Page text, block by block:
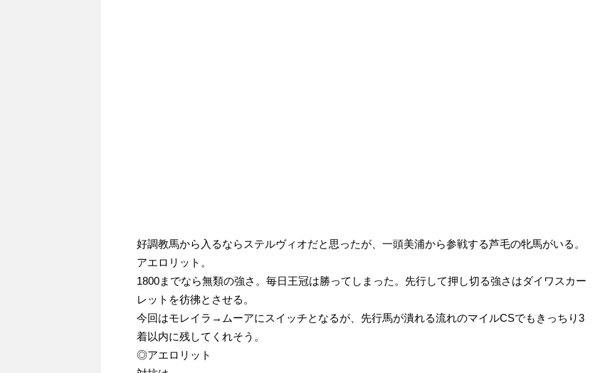
好調教馬から入るならステルヴィオだと思ったが、一頭美浦から参戦する芦毛の牝馬がいる。
アエロリット。
1800までなら無類の強さ。毎日王冠は勝ってしまった。先行して押し切る強さはダイワスカー
レットを彷彿とさせる。
今回はモレイラ→ムーアにスイッチとなるが、先行馬が潰れる流れのマイルCSでもきっちり3
着以内に残してくれそう。
◎アエロリット